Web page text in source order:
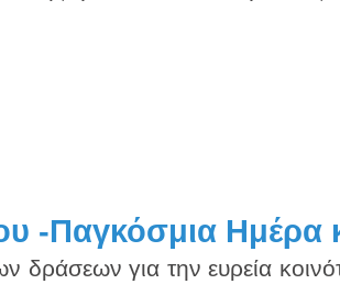
-Παγκόσμια
δράσεων για την ευρεία